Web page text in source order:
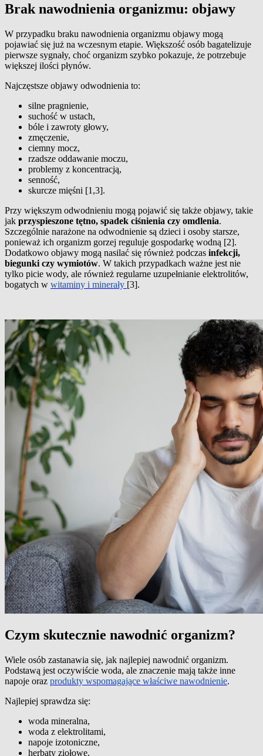
Brak nawodnienia organizmu: objawy
W przypadku braku nawodnienia organizmu objawy mogą
pojawiać się już na wczesnym etapie. Większość osób bagatelizuje
pierwsze sygnały, choć organizm szybko pokazuje, że potrzebuje
większej ilości płynów.
Najczęstsze objawy odwodnienia to:
silne pragnienie,
suchość w ustach,
bóle i zawroty głowy,
zmęczenie,
ciemny mocz,
rzadsze oddawanie moczu,
problemy z koncentracją,
senność,
skurcze mięśni [1,3].
Przy większym odwodnieniu mogą pojawić się także objawy, takie
jak przyspieszone tętno, spadek ciśnienia czy omdlenia.
Szczególnie narażone na odwodnienie są dzieci i osoby starsze,
ponieważ ich organizm gorzej reguluje gospodarkę wodną [2].
Dodatkowo objawy mogą nasilać się również podczas infekcji,
biegunki czy wymiotów. W takich przypadkach ważne jest nie
tylko picie wody, ale również regularne uzupełnianie elektrolitów,
bogatych w witaminy i minerały [3].
Czym skutecznie nawodnić organizm?
Wiele osób zastanawia się, jak najlepiej nawodnić organizm.
Podstawą jest oczywiście woda, ale znaczenie mają także inne
napoje oraz produkty wspomagające właściwe nawodnienie.
Najlepiej sprawdza się:
woda mineralna,
woda z elektrolitami,
napoje izotoniczne,
herbaty ziołowe,